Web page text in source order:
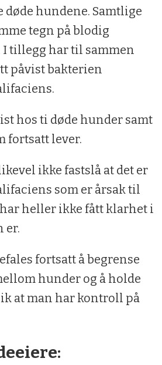
døde hundene. Samtlige
tegn på blodig
tillegg har til sammen
påvist bakterien
hos ti døde hunder samt
fortsatt lever.
ikke fastslå at det er
som er årsak til
heller ikke fått klarhet i
er.
fortsatt å begrense
hunder og å holde
at man har kontroll på